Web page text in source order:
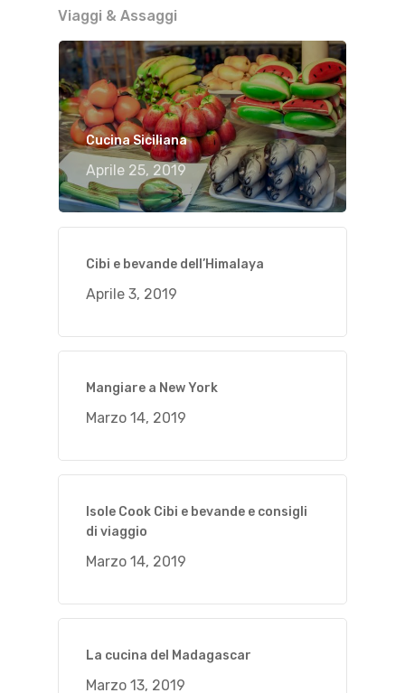
Viaggi & Assaggi
Cucina Siciliana
Aprile 25, 2019
Cibi e bevande dell’Himalaya
Aprile 3, 2019
Mangiare a New York
Marzo 14, 2019
Isole Cook Cibi e bevande e consigli
di viaggio
Marzo 14, 2019
La cucina del Madagascar
Marzo 13, 2019